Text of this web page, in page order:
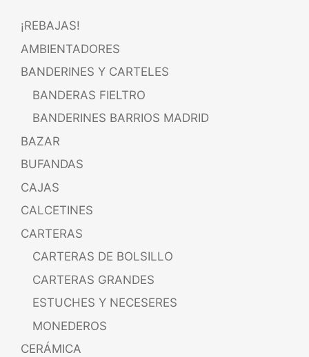
¡REBAJAS!
AMBIENTADORES
BANDERINES Y CARTELES
BANDERAS FIELTRO
BANDERINES BARRIOS MADRID
BAZAR
BUFANDAS
CAJAS
CALCETINES
CARTERAS
CARTERAS DE BOLSILLO
CARTERAS GRANDES
ESTUCHES Y NECESERES
MONEDEROS
CERÁMICA